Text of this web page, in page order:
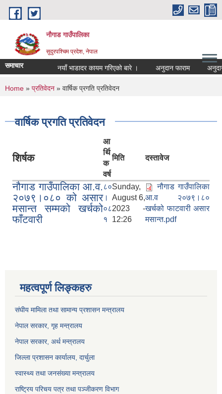
Skip to main content
नौगाड गाउँपालिका
सुदुरपश्चिम प्रदेश, नेपाल
समाचार नयाँ भाडादर कायम गरिएको बारे । अनुदान फाराम अनुदान
You are here
Home » प्रतिवेदन » वार्षिक प्रगति प्रतिवेदन
वार्षिक प्रगति प्रतिवेदन
शिर्षक
आ
र्थि
क
वर्ष
मिति दस्तावेज
नौगाड गाउँपालिका आ.व.
२०७९।०८० को असार
मसान्त सम्मको खर्चको
फाँटवारी
८०
।
०८
१
Sunday,
August 6,
2023 -
12:26
नौगाड गाउँपालिका
आ.व २०७९।८०
खर्चको फाटवारी असार
मसान्त.pdf
महत्वपूर्ण लिङ्कहरु
संघीय मामिला तथा सामान्य प्रशासन मन्त्रालय
नेपाल सरकार, गृह मन्त्रालय
नेपाल सरकार, अर्थ मन्त्रालय
जिल्ला प्रशासन कार्यालय, दार्चुला
स्वास्थ्य तथा जनसंख्या मन्त्रालय
राष्ट्रिय परिचय पत्र तथा पञ्जीकरण विभाग